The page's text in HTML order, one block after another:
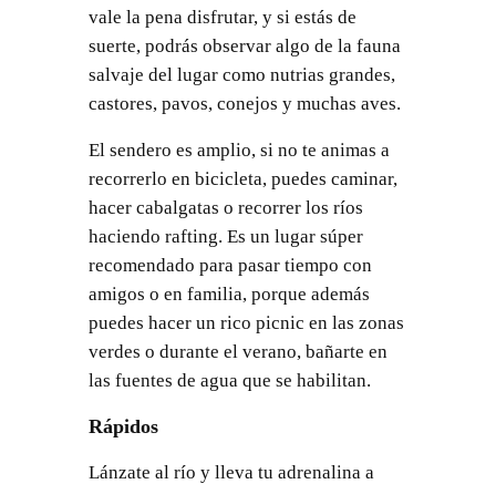
vale la pena disfrutar, y si estás de
suerte, podrás observar algo de la fauna
salvaje del lugar como nutrias grandes,
castores, pavos, conejos y muchas aves.
El sendero es amplio, si no te animas a
recorrerlo en bicicleta, puedes caminar,
hacer cabalgatas o recorrer los ríos
haciendo rafting. Es un lugar súper
recomendado para pasar tiempo con
amigos o en familia, porque además
puedes hacer un rico picnic en las zonas
verdes o durante el verano, bañarte en
las fuentes de agua que se habilitan.
Rápidos
Lánzate al río y lleva tu adrenalina a